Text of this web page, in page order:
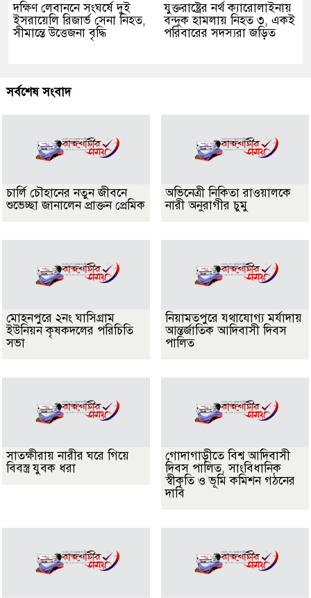
দক্ষিণ লেবাননে সংঘর্ষে দুই
ইসরায়েলি রিজার্ভ সেনা নিহত,
সীমান্তে উত্তেজনা বৃদ্ধি
যুক্তরাষ্ট্রের নর্থ ক্যারোলাইনায়
বন্দুক হামলায় নিহত ৩, একই
পরিবারের সদস্যরা জড়িত
সর্বশেষ সংবাদ
চার্লি চৌহানের নতুন জীবনে
শুভেচ্ছা জানালেন প্রাক্তন প্রেমিক
অভিনেত্রী নিকিতা রাওয়ালকে
নারী অনুরাগীর চুমু
মোহনপুরে ২নং ঘাসিগ্রাম
ইউনিয়ন কৃষকদলের পরিচিতি
সভা
নিয়ামতপুরে যথাযোগ্য মর্যাদায়
আন্তর্জাতিক আদিবাসী দিবস
পালিত
সাতক্ষীরায় নারীর ঘরে গিয়ে
বিবস্ত্র যুবক ধরা
গোদাগাড়ীতে বিশ্ব আদিবাসী
দিবস পালিত, সাংবিধানিক
স্বীকৃতি ও ভূমি কমিশন গঠনের
দাবি